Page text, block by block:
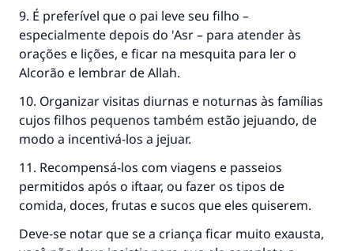
9. É preferível que o pai leve seu filho –
especialmente depois do 'Asr – para atender às
orações e lições, e ficar na mesquita para ler o
Alcorão e lembrar de Allah.
10. Organizar visitas diurnas e noturnas às famílias
cujos filhos pequenos também estão jejuando, de
modo a incentivá-los a jejuar.
11. Recompensá-los com viagens e passeios
permitidos após o iftaar, ou fazer os tipos de
comida, doces, frutas e sucos que eles quiserem.
Deve-se notar que se a criança ficar muito exausta,